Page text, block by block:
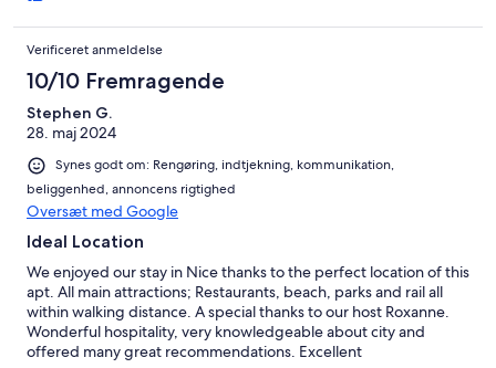
Verificeret anmeldelse
10/10 Fremragende
Stephen G.
28. maj 2024
Synes godt om: Rengøring, indtjekning, kommunikation,
beliggenhed, annoncens rigtighed
Oversæt med Google
Ideal Location
We enjoyed our stay in Nice thanks to the perfect location of this
apt. All main attractions; Restaurants, beach, parks and rail all
within walking distance. A special thanks to our host Roxanne.
Wonderful hospitality, very knowledgeable about city and
offered many great recommendations. Excellent